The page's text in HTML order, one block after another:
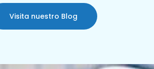
Visita nuestro Blog